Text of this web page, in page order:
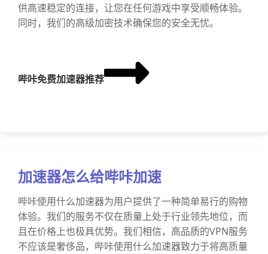
供高速稳定的连接，让您在任何游戏中享受顺畅体验。
同时，我们的高级加密技术确保您的安全无忧。
哔咔免费加速器推荐
加速器怎么给哔咔加速
哔咔使用什么加速器为用户提供了一种简单易行的购物
体验。我们的服务不仅在质量上处于行业领先地位，而
且在价格上也极具优势。我们相信，高品质的VPN服务
不应该是奢侈品，哔咔使用什么加速器致力于将高质量